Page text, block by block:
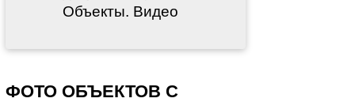
Объекты. Видео
ФОТО ОБЪЕКТОВ С